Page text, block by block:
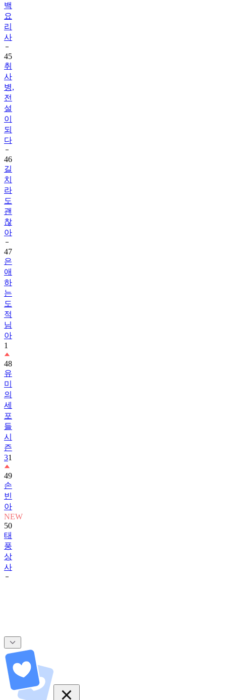
백
요
리
사
45
취
사
병,
전
설
이
되
다
46
길
치
라
도
괜
찮
아
47
은
애
하
는
도
적
님
아
1
48
유
미
의
세
포
들
시
즌
31
49
손
빈
아
NEW
50
태
풍
상
사